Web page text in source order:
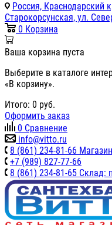
Россия, Краснодарский
Старокорсунская, ул.
0 Корзина
Ваша корзина пуста
Выберите в каталоге
«В корзину».
Итого: 0 руб.
Оформить заказ
0 Сравнение
info@vitto.ru
8 (861) 234-81-66
+7 (989) 827-77-66
8 (861) 234-81-65 Склад: